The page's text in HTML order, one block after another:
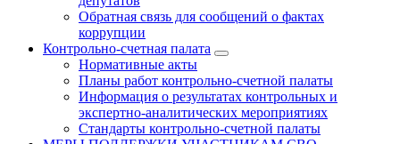
Обратная связь для сообщений о фактах
коррупции
Контрольно-счетная палата
Нормативные акты
Планы работ контрольно-счетной палаты
Информация о результатах контрольных и
экспертно-аналитических мероприятиях
Стандарты контрольно-счетной палаты